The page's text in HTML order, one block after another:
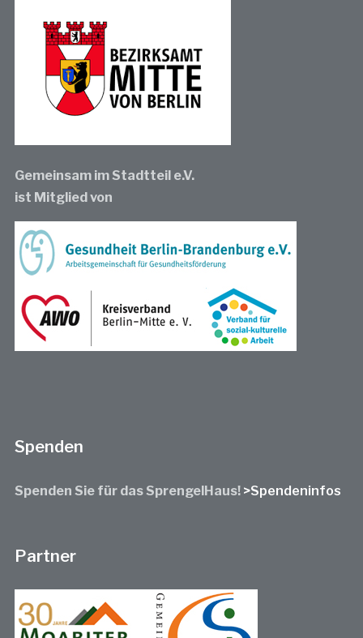
Gemeinsam im Stadtteil e.V.
ist Mitglied von
Spenden
Spenden Sie für das SprengelHaus! >Spendeninfos
Partner